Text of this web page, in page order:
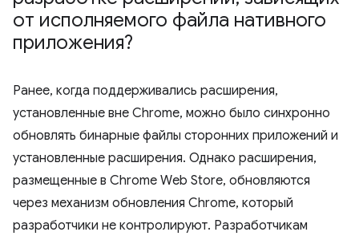
от исполняемого файла нативного
приложения?
Ранее, когда поддерживались расширения,
установленные вне Chrome, можно было синхронно
обновлять бинарные файлы сторонних приложений и
установленные расширения. Однако расширения,
размещенные в Chrome Web Store, обновляются
через механизм обновления Chrome, который
разработчики не контролируют. Разработчикам